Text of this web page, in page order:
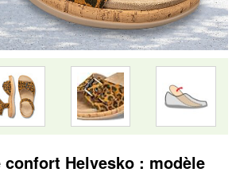
confort Helvesko : modèle